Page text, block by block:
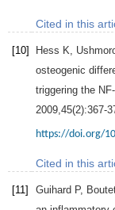
Cited in this
[10] Hess K
osteogenic
triggering the
2009 45(2):367-
https://doi.org/
Cited in this
[11] Guihard P,